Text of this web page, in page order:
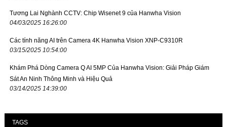
Tương Lai Nghành CCTV: Chip Wisenet 9 của Hanwha Vision
04/03/2025 16:26:00
Các tính năng AI trên Camera 4K Hanwha Vision XNP-C9310R
03/15/2025 10:54:00
Khám Phá Dòng Camera Q AI 5MP Của Hanwha Vision: Giải Pháp Giám
Sát An Ninh Thông Minh và Hiệu Quả
03/14/2025 14:39:00
TAGS